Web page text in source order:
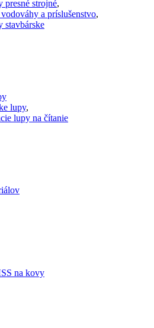
presné strojné,
a príslušenstvo,
stavbárske
lupy,
lupy na čítanie
na kovy